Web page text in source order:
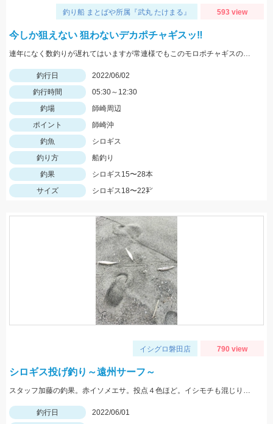
釣り船 まとばや所属『武丸 たけまる』 593 view
今しか狙えない 狙わないデカポチャギスッ‼︎
連年になく数釣りが遅れてはいますが常連様でもこのモロポチャギスのデカさには かなり魅力的みたいですよッ(^-^)♡
釣行日
2022/06/02
釣行時間
05:30～12:30
釣場
師崎周辺
ポイント
師崎沖
釣魚
シロギス
釣り方
船釣り
釣果
シロギス15〜28本
サイズ
シロギス18〜22㌢
イシグロ磐田店 790 view
シロギス投げ釣り～遠州サーフ～
スタッフ加藤の釣果。赤イソメエサ。投点４色ほど。イシモチも混じりました。
釣行日
2022/06/01